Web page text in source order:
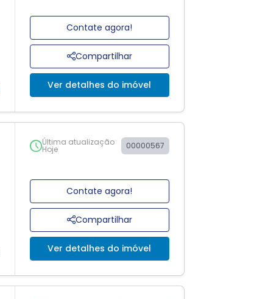
Contate agora!
Compartilhar
Ver detalhes do imóvel
Última atualização
Hoje 00000567
Contate agora!
Compartilhar
Ver detalhes do imóvel